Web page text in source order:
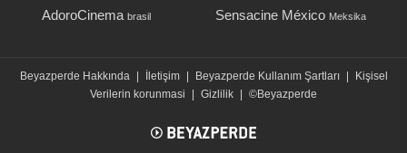
AdoroCinema brasil Sensacine México Meksika
Beyazperde Hakkında | İletişim | Beyazperde Kullanım Şartları |
Kişisel
Verilerin korunmasi
| Gizlilik | ©Beyazperde